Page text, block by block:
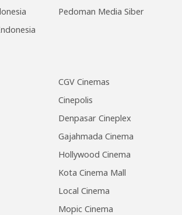
CGV Cinemas
Cinepolis
Denpasar Cineplex
Gajahmada Cinema
Hollywood Cinema
Kota Cinema Mall
Local Cinema
Mopic Cinema
Pedoman Media Siber